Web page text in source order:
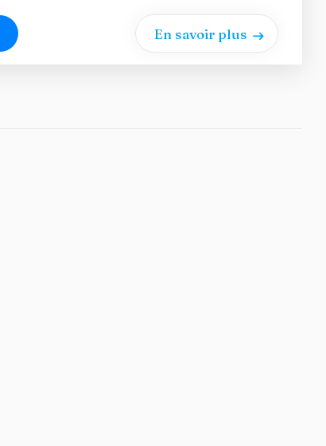
En savoir plus